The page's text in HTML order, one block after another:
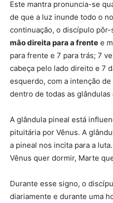
Este mantra pronuncia-se
de que a luz inunde todo o
continuação, o discípulo
mão direita para a frente e
para frente e 7 para trás; 7
cabeça pelo lado direito e 7
esquerdo, com a intenção
dentro de todas as
A glândula pineal está
pituitária por Vênus. A
a pineal nos incita para a
Vênus quer dormir, Marte
Durante esse signo, o
diariamente e durante uma